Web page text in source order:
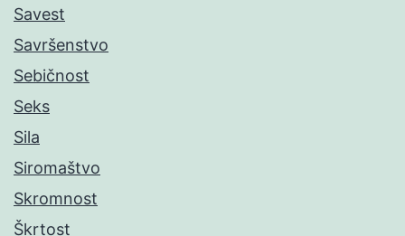
Savest
Savršenstvo
Sebičnost
Seks
Sila
Siromaštvo
Skromnost
Škrtost